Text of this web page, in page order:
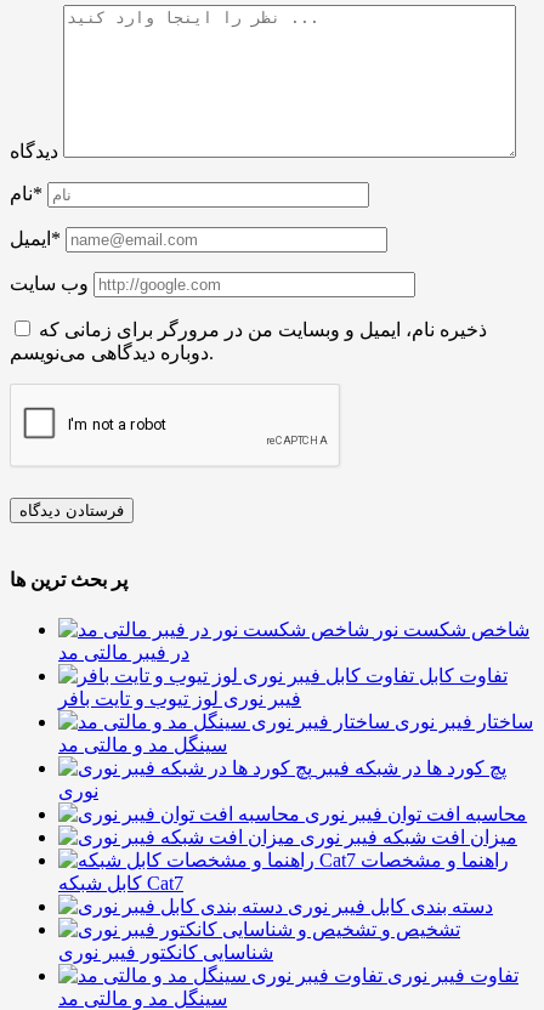
دیدگاه
نام*
ایمیل*
وب سایت
ذخیره نام، ایمیل و وبسایت من در مرورگر برای زمانی که
دوباره دیدگاهی می‌نویسم.
پر بحث ترین ها
شاخص شکست نور
در فیبر مالتی مد
تفاوت کابل
فیبر نوری لوز تیوب و تایت بافر
ساختار فیبر نوری
سینگل مد و مالتی مد
پچ کورد ها در شبکه فیبر
نوری
محاسبه افت توان فیبر نوری
میزان افت شبکه فیبر نوری
راهنما و مشخصات
کابل شبکه Cat7
دسته بندی کابل فیبر نوری
تشخیص و
شناسایی کانکتور فیبر نوری
تفاوت فیبر نوری
سینگل مد و مالتی مد